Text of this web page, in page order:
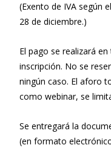
(Exento de IVA según
28 de diciembre.)
El pago se realizará
inscripción. No se
ningún caso. El aforo
como webinar, se
Se entregará la
(en formato